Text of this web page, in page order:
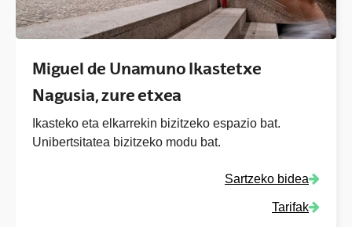
Miguel de Unamuno Ikastetxe
Nagusia, zure etxea
Ikasteko eta elkarrekin bizitzeko espazio bat.
Unibertsitatea bizitzeko modu bat.
Sartzeko bidea
Tarifak